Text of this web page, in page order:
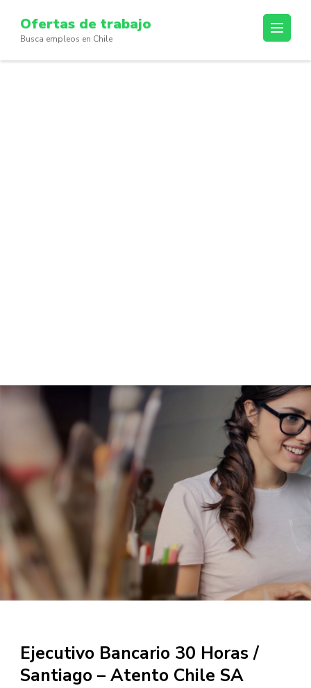
content
(Press
Ofertas de trabajo
Busca empleos en Chile
Ejecutivo Bancario 30 Horas /
Santiago – Atento Chile SA